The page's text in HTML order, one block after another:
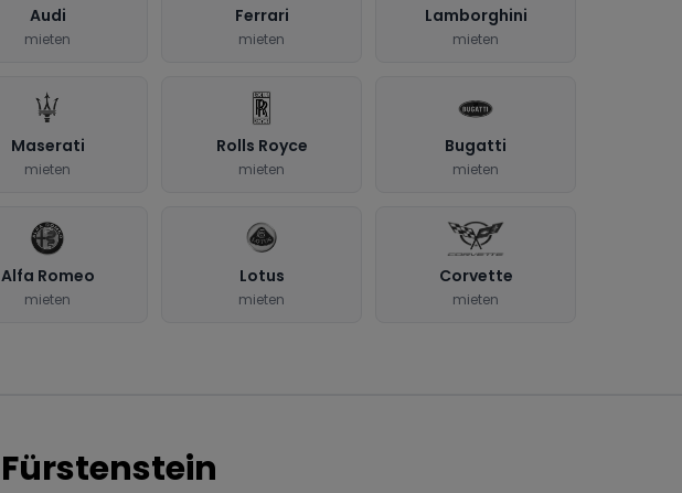
Audi
mieten
Ferrari
mieten
Lamborghini
mieten
Maserati
mieten
Rolls Royce
mieten
Bugatti
mieten
Alfa Romeo
mieten
Lotus
mieten
Corvette
mieten
Fürstenstein